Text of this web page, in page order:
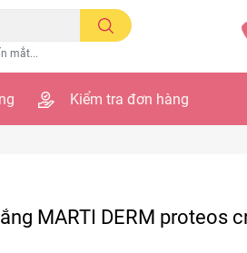
mắt...
Kiểm tra đơn hàng
MARTI DERM proteos